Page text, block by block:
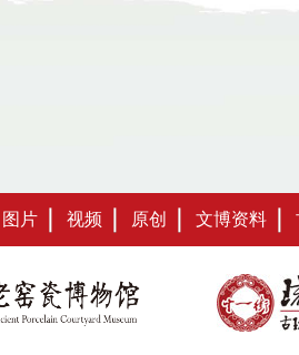
图片 视频 原创 文博资料